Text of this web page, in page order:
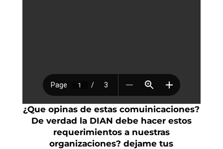
¿Que opinas de estas comuinicaciones?
De verdad la DIAN debe hacer estos
requerimientos a nuestras
organizaciones? dejame tus